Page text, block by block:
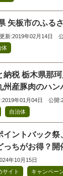
矢板市のふる
更新:2019年02月14日
体
納税 栃木県那
州産豚肉のハン
年01月04日
公開
自治体
イントバック祭
っちがお得？開
年10月15日
サイト
キャンペー